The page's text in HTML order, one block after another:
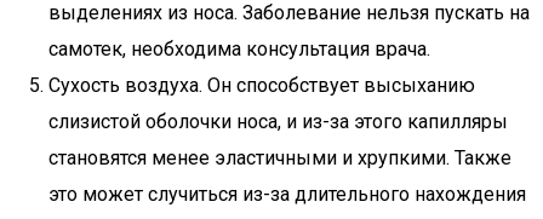
выделениях из носа. Заболевание нельзя пускать на
самотек, необходима консультация врача.
Сухость воздуха. Он способствует высыханию
слизистой оболочки носа, и из-за этого капилляры
становятся менее эластичными и хрупкими. Также
это может случиться из-за длительного нахождения